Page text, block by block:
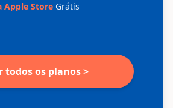
Apple Store Grátis
todos os planos >